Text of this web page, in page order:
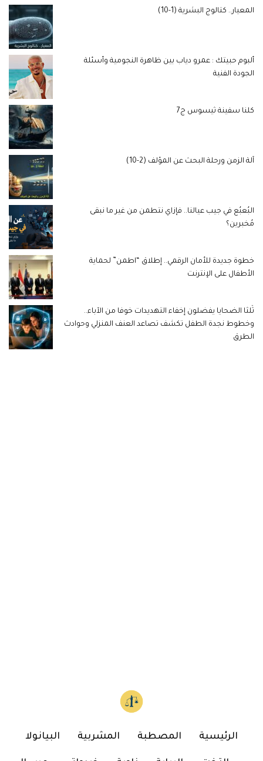
المعيار.. كتالوج البشرية (1-10)
ألبوم حبيتك : عمرو دياب بين ظاهرة النجومية وأسئلة
الجودة الفنية
كلنا سفينة ثيسوس ج7
آلة الزمن ورحلة البحث عن المؤلف (2-10)
البُعبُع في جيب عيالنا.. فإزاي نتطمن من غير ما نبقى
مُخبرين؟
خطوة جديدة للأمان الرقمي.. إطلاق “اطمن” لحماية
الأطفال على الإنترنت
ثُلثا الضحايا يفضلون إخفاء التهديدات خوفا من الآباء..
وخطوط نجدة الطفل تكشف تصاعد العنف المنزلي وحوادث
الطرق
الرئيسية المصطبة المشربية البيانولا